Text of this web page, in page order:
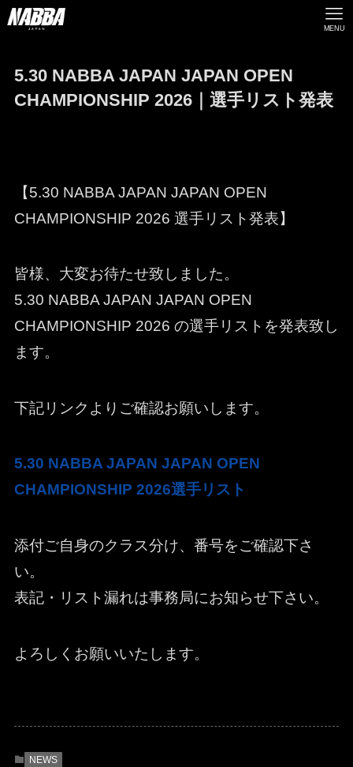
MENU
5.30 NABBA JAPAN JAPAN OPEN
CHAMPIONSHIP 2026｜選手リスト発表
【5.30 NABBA JAPAN JAPAN OPEN
CHAMPIONSHIP 2026 選手リスト発表】
皆様、大変お待たせ致しました。
5.30 NABBA JAPAN JAPAN OPEN
CHAMPIONSHIP 2026 の選手リストを発表致し
ます。
下記リンクよりご確認お願いします。
5.30 NABBA JAPAN JAPAN OPEN
CHAMPIONSHIP 2026選手リスト
添付ご自身のクラス分け、番号をご確認下さ
い。
表記・リスト漏れは事務局にお知らせ下さい。
よろしくお願いいたします。
NEWS